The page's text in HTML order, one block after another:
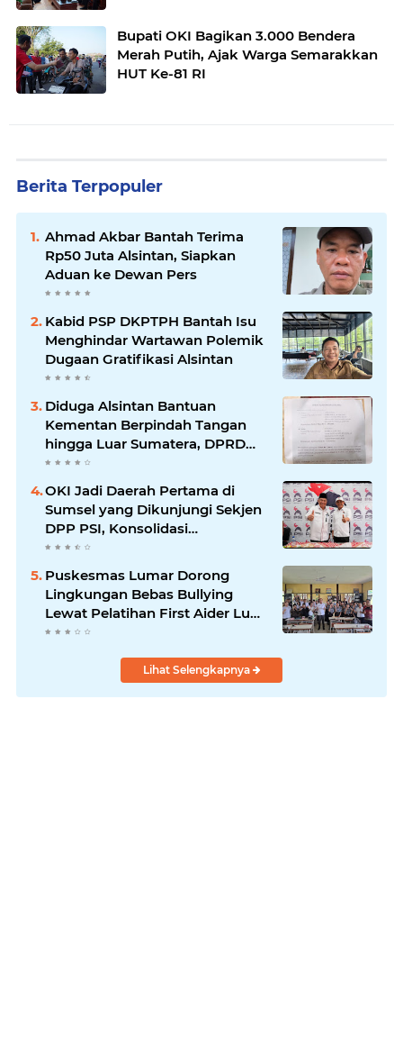
Bupati OKI Bagikan 3.000 Bendera
Merah Putih, Ajak Warga Semarakkan
HUT Ke-81 RI
Berita Terpopuler
Ahmad Akbar Bantah Terima
Rp50 Juta Alsintan, Siapkan
Aduan ke Dewan Pers
Kabid PSP DKPTPH Bantah Isu
Menghindar Wartawan Polemik
Dugaan Gratifikasi Alsintan
Diduga Alsintan Bantuan
Kementan Berpindah Tangan
hingga Luar Sumatera, DPRD
Sumsel Minta Aparat Usut
OKI Jadi Daerah Pertama di
Sumsel yang Dikunjungi Sekjen
DPP PSI, Konsolidasi
Pembentukan DPRT Dimulai
Puskesmas Lumar Dorong
Lingkungan Bebas Bullying
Lewat Pelatihan First Aider Luka
Psikologis di SMAN 01
Lihat Selengkapnya